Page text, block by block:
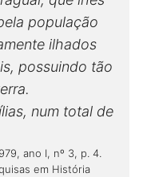
população
ilhados
possuindo tão
num total de
ano I, nº 3, p. 4.
em História